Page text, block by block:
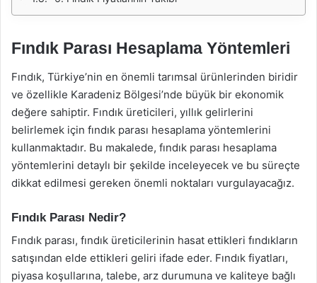
Fındık Parası Hesaplama Yöntemleri
Fındık, Türkiye’nin en önemli tarımsal ürünlerinden biridir
ve özellikle Karadeniz Bölgesi’nde büyük bir ekonomik
değere sahiptir. Fındık üreticileri, yıllık gelirlerini
belirlemek için fındık parası hesaplama yöntemlerini
kullanmaktadır. Bu makalede, fındık parası hesaplama
yöntemlerini detaylı bir şekilde inceleyecek ve bu süreçte
dikkat edilmesi gereken önemli noktaları vurgulayacağız.
Fındık Parası Nedir?
Fındık parası, fındık üreticilerinin hasat ettikleri fındıkların
satışından elde ettikleri geliri ifade eder. Fındık fiyatları,
piyasa koşullarına, talebe, arz durumuna ve kaliteye bağlı